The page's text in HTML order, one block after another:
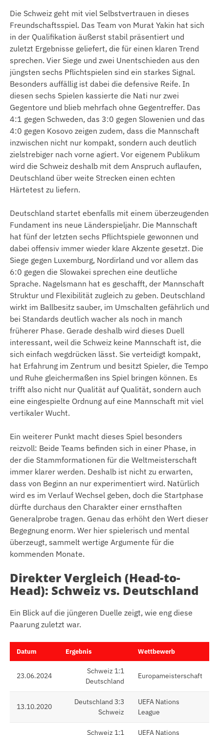
Die Schweiz geht mit viel Selbstvertrauen in dieses
Freundschaftsspiel. Das Team von Murat Yakin hat sich
in der Qualifikation äußerst stabil präsentiert und
zuletzt Ergebnisse geliefert, die für einen klaren Trend
sprechen. Vier Siege und zwei Unentschieden aus den
jüngsten sechs Pflichtspielen sind ein starkes Signal.
Besonders auffällig ist dabei die defensive Reife. In
diesen sechs Spielen kassierte die Nati nur zwei
Gegentore und blieb mehrfach ohne Gegentreffer. Das
4:1 gegen Schweden, das 3:0 gegen Slowenien und das
4:0 gegen Kosovo zeigen zudem, dass die Mannschaft
inzwischen nicht nur kompakt, sondern auch deutlich
zielstrebiger nach vorne agiert. Vor eigenem Publikum
wird die Schweiz deshalb mit dem Anspruch auflaufen,
Deutschland über weite Strecken einen echten
Härtetest zu liefern.
Deutschland startet ebenfalls mit einem überzeugenden
Fundament ins neue Länderspieljahr. Die Mannschaft
hat fünf der letzten sechs Pflichtspiele gewonnen und
dabei offensiv immer wieder klare Akzente gesetzt. Die
Siege gegen Luxemburg, Nordirland und vor allem das
6:0 gegen die Slowakei sprechen eine deutliche
Sprache. Nagelsmann hat es geschafft, der Mannschaft
Struktur und Flexibilität zugleich zu geben. Deutschland
wirkt im Ballbesitz sauber, im Umschalten gefährlich und
bei Standards deutlich wacher als noch in manch
früherer Phase. Gerade deshalb wird dieses Duell
interessant, weil die Schweiz keine Mannschaft ist, die
sich einfach wegdrücken lässt. Sie verteidigt kompakt,
hat Erfahrung im Zentrum und besitzt Spieler, die Tempo
und Ruhe gleichermaßen ins Spiel bringen können. Es
trifft also nicht nur Qualität auf Qualität, sondern auch
eine eingespielte Ordnung auf eine Mannschaft mit viel
vertikaler Wucht.
Ein weiterer Punkt macht dieses Spiel besonders
reizvoll: Beide Teams befinden sich in einer Phase, in
der die Stammformationen für die Weltmeisterschaft
immer klarer werden. Deshalb ist nicht zu erwarten,
dass von Beginn an nur experimentiert wird. Natürlich
wird es im Verlauf Wechsel geben, doch die Startphase
dürfte durchaus den Charakter einer ernsthaften
Generalprobe tragen. Genau das erhöht den Wert dieser
Begegnung enorm. Wer hier spielerisch und mental
überzeugt, sammelt wertige Argumente für die
kommenden Monate.
Direkter Vergleich (Head-to-
Head): Schweiz vs. Deutschland
Ein Blick auf die jüngeren Duelle zeigt, wie eng diese
Paarung zuletzt war.
Datum Ergebnis Wettbewerb
23.06.2024
Schweiz 1:1
Deutschland
Europameisterschaft
13.10.2020
Deutschland 3:3
Schweiz
UEFA Nations
League
Schweiz 1:1 UEFA Nations